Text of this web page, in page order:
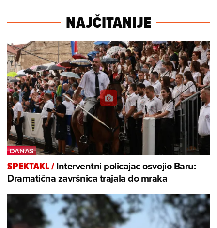
NAJČITANIJE
SPEKTAKL/Interventni policajac osvojio Baru:
Dramatična završnica trajala do mraka